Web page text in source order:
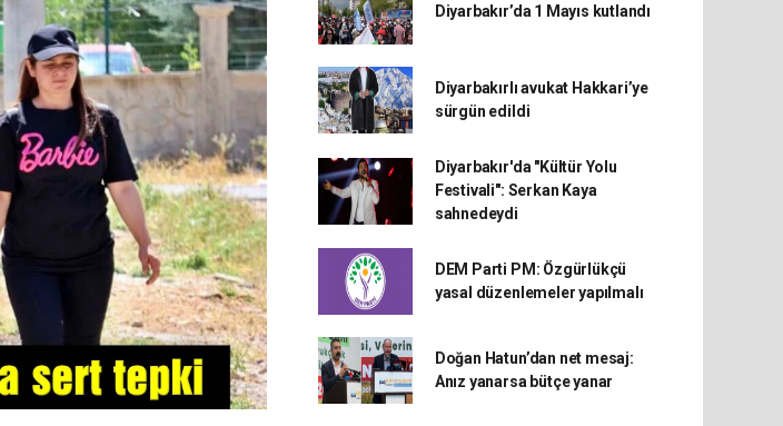
Diyarbakır’da 1 Mayıs kutlandı
Diyarbakırlı avukat Hakkari’ye
sürgün edildi
Diyarbakır'da "Kültür Yolu
Festivali": Serkan Kaya
sahnedeydi
DEM Parti PM: Özgürlükçü
yasal düzenlemeler yapılmalı
Doğan Hatun’dan net mesaj:
Anız yanarsa bütçe yanar